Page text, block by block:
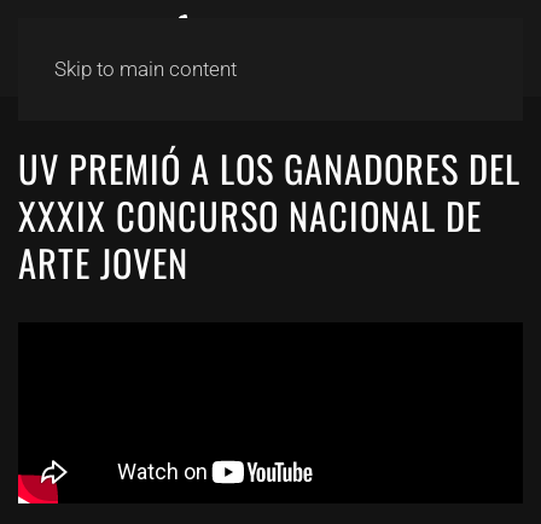
Skip to main content
UV PREMIÓ A LOS GANADORES DEL
XXXIX CONCURSO NACIONAL DE
ARTE JOVEN